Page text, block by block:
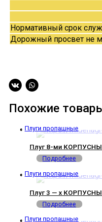
Нормативный срок
Дорожный просвет не
Похожие
Плуги пропашные
Плуг 8-ми
Подробнее
Плуги пропашные
Плуг 3 — х
Подробнее
Плуги пропашные